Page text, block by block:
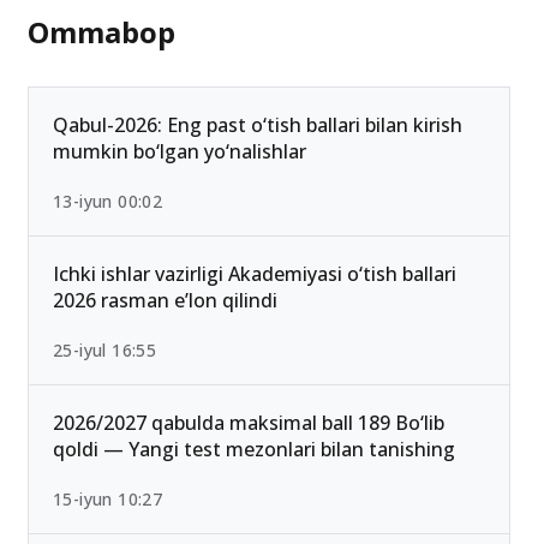
Ommabop
Qabul-2026: Eng past o‘tish ballari bilan kirish
mumkin bo‘lgan yo‘nalishlar
13-iyun 00:02
Ichki ishlar vazirligi Akademiyasi o‘tish ballari
2026 rasman e’lon qilindi
25-iyul 16:55
2026/2027 qabulda maksimal ball 189 Bo‘lib
qoldi — Yangi test mezonlari bilan tanishing
15-iyun 10:27